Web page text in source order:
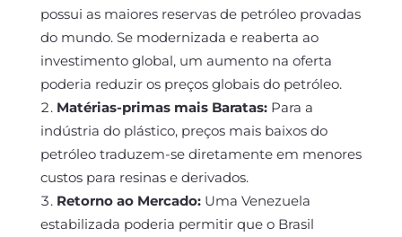
possui as maiores reservas de petróleo provadas
do mundo. Se modernizada e reaberta ao
investimento global, um aumento na oferta
poderia reduzir os preços globais do petróleo.
Matérias-primas mais Baratas:Para a
indústria do plástico, preços mais baixos do
petróleo traduzem-se diretamente em menores
custos para resinas e derivados.
Retorno ao Mercado:Uma Venezuela
estabilizada poderia permitir que o Brasil